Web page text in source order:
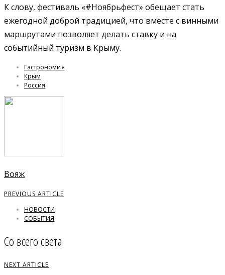
К слову, фестиваль «#Ноябрьфест» обещает стать
ежегодной доброй традицией, что вместе с винными
маршрутами позволяет делать ставку и на
событийный туризм в Крыму.
Гастрономия
Крым
Россия
Вояж
PREVIOUS ARTICLE
НОВОСТИ
СОБЫТИЯ
Со всего света
NEXT ARTICLE